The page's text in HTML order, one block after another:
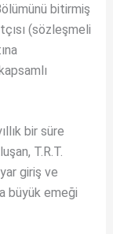
bitirmiş
(sözleşmeli
bir süre
T.R.T.
giriş ve
büyük emeği